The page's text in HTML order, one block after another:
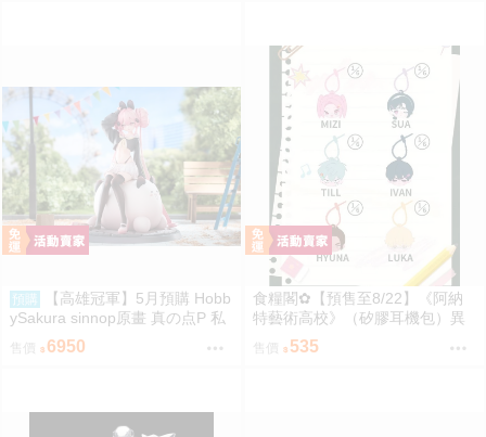
預購
【高雄冠軍】5月預購 Hobb
ySakura sinnop原畫 真の点P 私
服Ver 1/6 豪華 PU完成品0929
售價 6950
食糧閣✿【預售至8/22】《阿納
特藝術高校》（矽膠耳機包）異
形舞臺／異形舞台／阿納特藝術
高校／ALIENSTAGE／Till／Ivan
售價 535